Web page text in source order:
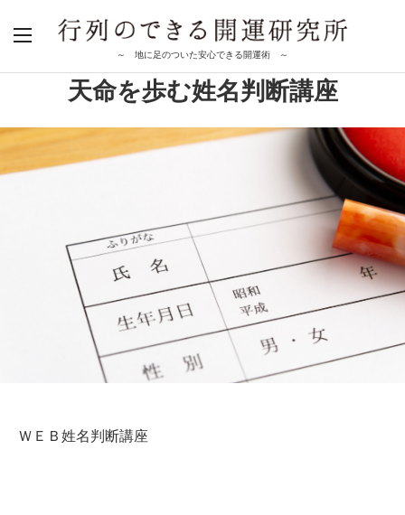
～ 地に足のついた安心できる開運術 ～
天命を歩む姓名判断講座
ＷＥＢ姓名判断講座